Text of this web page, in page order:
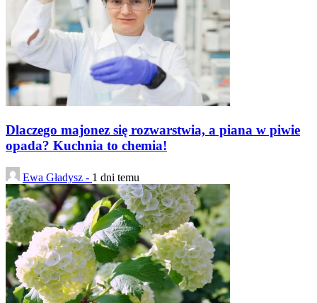
Dlaczego majonez się rozwarstwia, a piana w piwie
opada? Kuchnia to chemia!
Ewa Gładysz - 1 dni temu